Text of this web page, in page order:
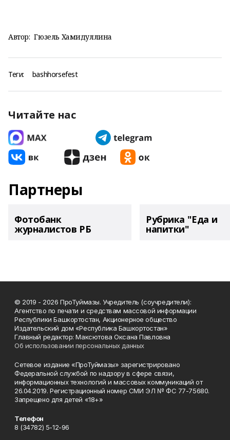
Автор: Гюзель Хамидуллина
Теги: bashhorsefest
Читайте нас
Партнеры
Фотобанк
журналистов РБ
Рубрика "Еда и
напитки"
© 2019 - 2026 ПроТуймазы. Учредитель (соучредители):
Агентство по печати и средствам массовой информации
Республики Башкортостан, Акционерное общество
Издательский дом «Республика Башкортостан»
Главный редактор: Максютова Оксана Павловна
Об использовании персональных данных
Сетевое издание «ПроТуймазы» зарегистрировано
Федеральной службой по надзору в сфере связи,
информационных технологий и массовых коммуникаций от
26.04.2019. Регистрационный номер СМИ ЭЛ № ФС 77-75680.
Запрещено для детей «18+»
Телефон
8 (34782) 5-12-96